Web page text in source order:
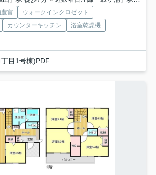
富
ウォークインクロゼット
カウンターキッチン
浴室乾燥機
目1号棟)PDF